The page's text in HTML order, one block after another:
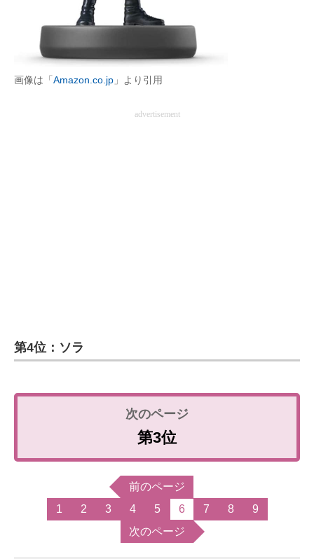
ITエンジニア向け専門サイト
企業向けIT製品の総合サイト
IT製品の技術・比較・事例
製造業のIT導入・活用を支援
画像は「 Amazon.co.jp 」より引用
advertisement
第4位：ソラ
第3位
前のページ
1
2 3 4 5 6 7 8
9
次のページ